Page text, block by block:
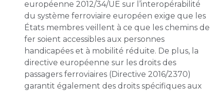
européenne 2012/34/UE sur l’interopérabilité
du système ferroviaire européen exige que les
États membres veillent à ce que les chemins de
fer soient accessibles aux personnes
handicapées et à mobilité réduite. De plus, la
directive européenne sur les droits des
passagers ferroviaires (Directive 2016/2370)
garantit également des droits spécifiques aux